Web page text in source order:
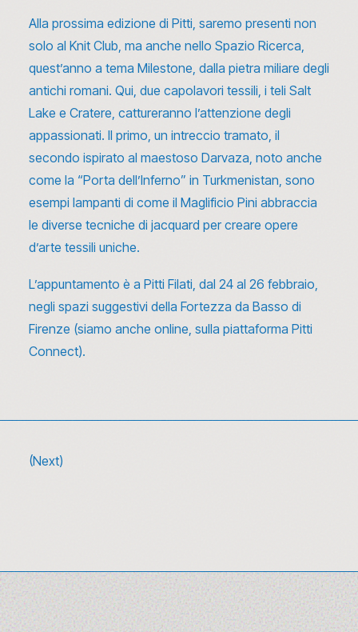
Alla prossima edizione di Pitti, saremo presenti non
solo al Knit Club, ma anche nello Spazio Ricerca,
quest’anno a tema Milestone, dalla pietra miliare degli
antichi romani. Qui, due capolavori tessili, i teli Salt
Lake e Cratere, cattureranno l’attenzione degli
appassionati. Il primo, un intreccio tramato, il
secondo ispirato al maestoso Darvaza, noto anche
come la “Porta dell’Inferno” in Turkmenistan, sono
esempi lampanti di come il Maglificio Pini abbraccia
le diverse tecniche di jacquard per creare opere
d’arte tessili uniche.
L’appuntamento è a Pitti Filati, dal 24 al 26 febbraio,
negli spazi suggestivi della Fortezza da Basso di
Firenze (siamo anche online, sulla piattaforma Pitti
Connect).
(Next)